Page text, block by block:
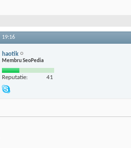
19:16
haotik
Membru SeoPedia
Reputatie: 41